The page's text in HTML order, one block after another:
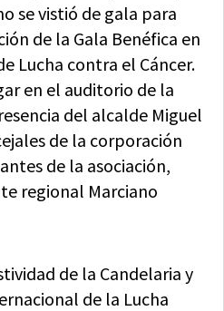
se vistió de gala para
de la Gala Benéfica en
Lucha contra el Cáncer.
en el auditorio de la
del alcalde Miguel
de la corporación
de la asociación,
regional Marciano
de la Candelaria y
de la Lucha